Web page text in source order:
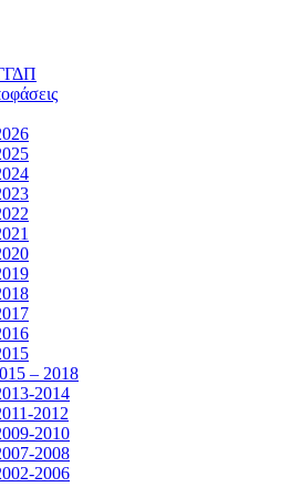
– 2018
2014
2012
2010
2008
2006